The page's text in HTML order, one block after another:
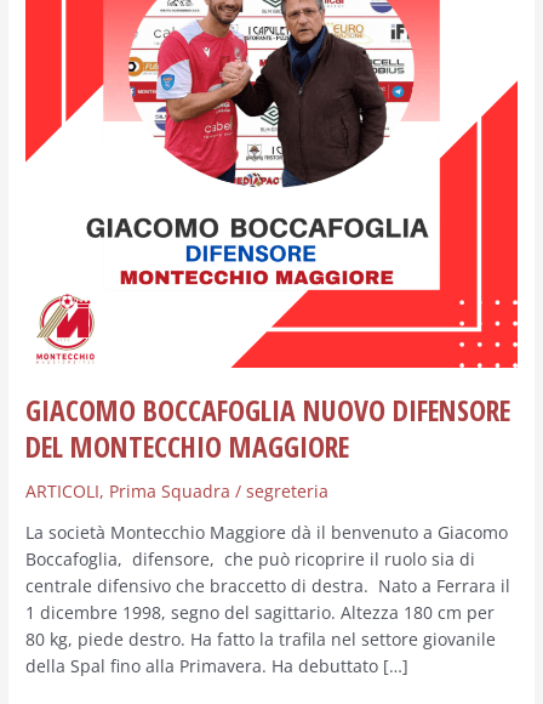
GIACOMO BOCCAFOGLIA NUOVO DIFENSORE
DEL MONTECCHIO MAGGIORE
ARTICOLI, Prima Squadra /segreteria
La società Montecchio Maggiore dà il benvenuto a Giacomo
Boccafoglia, difensore, che può ricoprire il ruolo sia di
centrale difensivo che braccetto di destra. Nato a Ferrara il
1 dicembre 1998, segno del sagittario. Altezza 180 cm per
80 kg, piede destro. Ha fatto la trafila nel settore giovanile
della Spal fino alla Primavera. Ha debuttato […]